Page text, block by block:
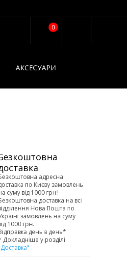
0
AКСЕСУАРИ
адресна
по Києву замовлень
суму від 1000 грн!
доставка на всі
Нова Пошта по
замовлень на суму
1000 грн.
день в день*
Докладніше у розділі